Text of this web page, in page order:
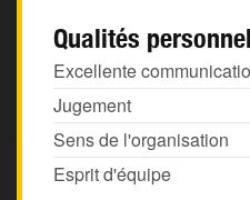
Qualités
Excellente
Jugement
Sens de l'organisation
Esprit d'équipe